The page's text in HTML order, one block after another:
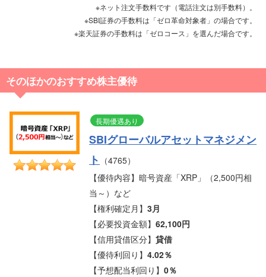
※ネット注文手数料です（電話注文は別手数料）。
※SBI証券の手数料は「ゼロ革命対象者」の場合です。
※楽天証券の手数料は「ゼロコース」を選んだ場合です。
そのほかのおすすめ株主優待
長期優遇あり
SBIグローバルアセットマネジメン
ト （4765）
【優待内容】暗号資産「XRP」（2,500円相
当～）など
【権利確定月】3月
【必要投資金額】62,100円
【信用貸借区分】貸借
【優待利回り】4.02％
【予想配当利回り】0％